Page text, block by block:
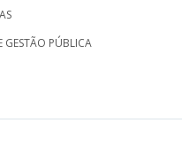
GESTÃO PÚBLICA